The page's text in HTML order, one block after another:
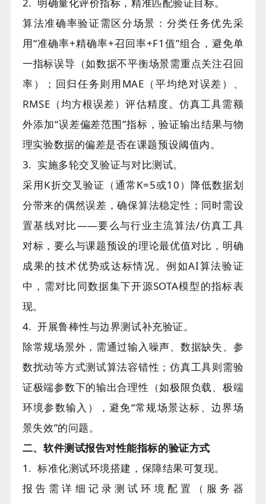
算法准确率验证需区分场景：分类任务优先采
用“准确率+精确率+召回率+F1值”组合，避免单
一指标误导（如数据不平衡场景需重点关注召回
率）；回归任务则用MAE（平均绝对误差）、
RMSE（均方根误差）评估精度。仿真工具需额
外添加“误差偏差范围”指标，验证输出结果与物
理实验数据的偏差是否在课题预设阈值内。
3. 实施多轮交叉验证与对比测试。
采用K折交叉验证（通常K=5或10）降低数据划
分带来的偶然误差，确保算法稳定性；同时需设
置基线对比——要么与行业主流算法/仿真工具
对标，要么与课题预设的理论最优值对比，明确
成果的技术优势或达标情况。例如AI算法验证
中，需对比同数据集下开源SOTA模型的指标表
现。
4. 开展鲁棒性与边界测试补充验证。
除常规场景外，需通过输入噪声、数据缺失、参
数扰动等方式测试算法容错性；仿真工具则需验
证极端参数下的输出合理性（如极限负载、极端
环境参数输入），避免“常规场景达标、边界场
景失效”的问题。
二、软件测试报告对性能指标的验证方式
1. 标准化测试环境搭建，保障结果可复现。
报告需详细记录测试环境配置（服务器